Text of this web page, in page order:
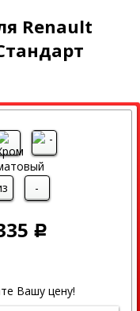
Renault
-
Р
Вашу цену!